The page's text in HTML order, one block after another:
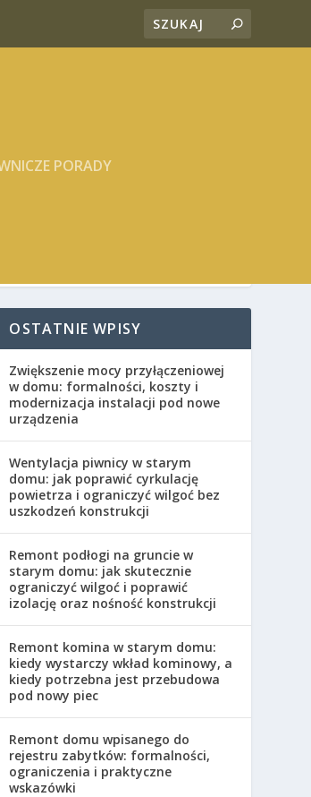
PORADY
OSTATNIE WPISY
Zwiększenie mocy przyłączeniowej
w domu: formalności, koszty i
modernizacja instalacji pod nowe
urządzenia
Wentylacja piwnicy w starym
domu: jak poprawić cyrkulację
powietrza i ograniczyć wilgoć bez
uszkodzeń konstrukcji
Remont podłogi na gruncie w
starym domu: jak skutecznie
ograniczyć wilgoć i poprawić
izolację oraz nośność konstrukcji
Remont komina w starym domu:
kiedy wystarczy wkład kominowy, a
kiedy potrzebna jest przebudowa
pod nowy piec
Remont domu wpisanego do
rejestru zabytków: formalności,
ograniczenia i praktyczne
wskazówki